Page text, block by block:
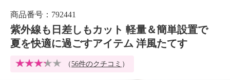
商品番号：792441
紫外線も日差しもカット 軽量＆簡単設置で
夏を快適に過ごすアイテム 洋風たてす
（56件のクチコミ ）